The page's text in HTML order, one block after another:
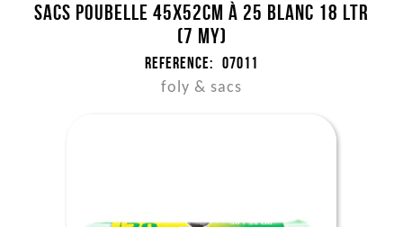
Sacs poubelle 45x52cm à 25 blanc 18 ltr
(7 my)
Reference: 07011
foly & sacs